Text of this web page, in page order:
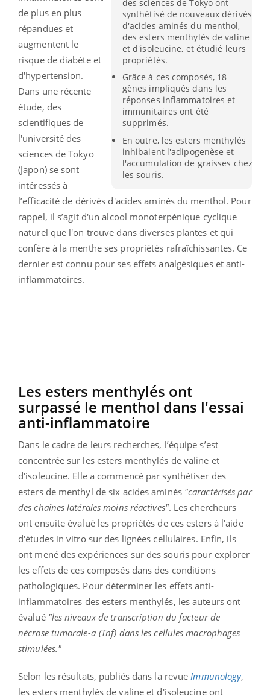
des sciences de Tokyo ont
synthétisé de nouveaux dérivés
d'acides aminés du menthol,
des esters menthylés de valine
et d'isoleucine, et étudié leurs
propriétés.
Grâce à ces composés, 18
gènes impliqués dans les
réponses inflammatoires et
immunitaires ont été
supprimés.
En outre, les esters menthylés
inhibaient l'adipogenèse et
l'accumulation de graisses chez
les souris.
de plus en plus
répandues et
augmentent le
risque de diabète et
d'hypertension.
Dans une récente
étude, des
scientifiques de
l'université des
sciences de Tokyo
(Japon) se sont
intéressés à
l’efficacité de dérivés d'acides aminés du menthol. Pour
rappel, il s’agit d'un alcool monoterpénique cyclique
naturel que l'on trouve dans diverses plantes et qui
confère à la menthe ses propriétés rafraîchissantes. Ce
dernier est connu pour ses effets analgésiques et anti-
inflammatoires.
Les esters menthylés ont
surpassé le menthol dans l'essai
anti-inflammatoire
Dans le cadre de leurs recherches, l’équipe s’est
concentrée sur les esters menthylés de valine et
d'isoleucine. Elle a commencé par synthétiser des
esters de menthyl de six acides aminés "caractérisés par
des chaînes latérales moins réactives". Les chercheurs
ont ensuite évalué les propriétés de ces esters à l'aide
d'études in vitro sur des lignées cellulaires. Enfin, ils
ont mené des expériences sur des souris pour explorer
les effets de ces composés dans des conditions
pathologiques. Pour déterminer les effets anti-
inflammatoires des esters menthylés, les auteurs ont
évalué "les niveaux de transcription du facteur de
nécrose tumorale-α (Tnf) dans les cellules macrophages
stimulées."
Selon les résultats, publiés dans la revueImmunology,
les esters menthylés de valine et d'isoleucine ont